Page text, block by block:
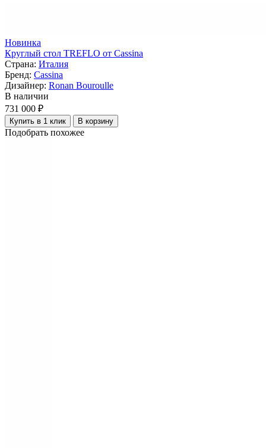
Новинка
Круглый стол TREFLO от Cassina
Страна: Италия
Бренд: Cassina
Дизайнер: Ronan Bouroulle
В наличии
731 000 ₽
Купить в 1 клик В корзину
Подобрать похожее